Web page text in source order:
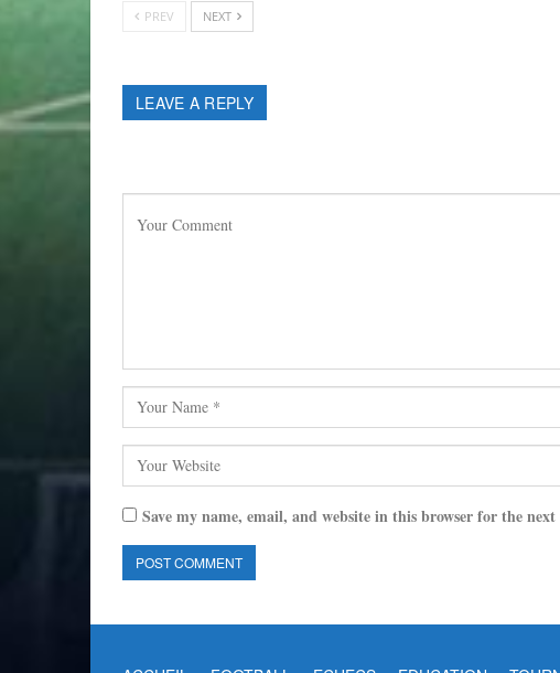
PREV NEXT
LEAVE A REPLY
Save my name, email, and website in this browser for the